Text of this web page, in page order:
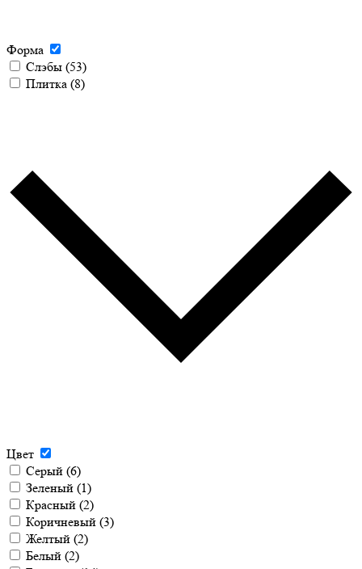
Форма
Слэбы (53)
Плитка (8)
Цвет
Серый (6)
Зеленый (1)
Красный (2)
Коричневый (3)
Желтый (2)
Белый (2)